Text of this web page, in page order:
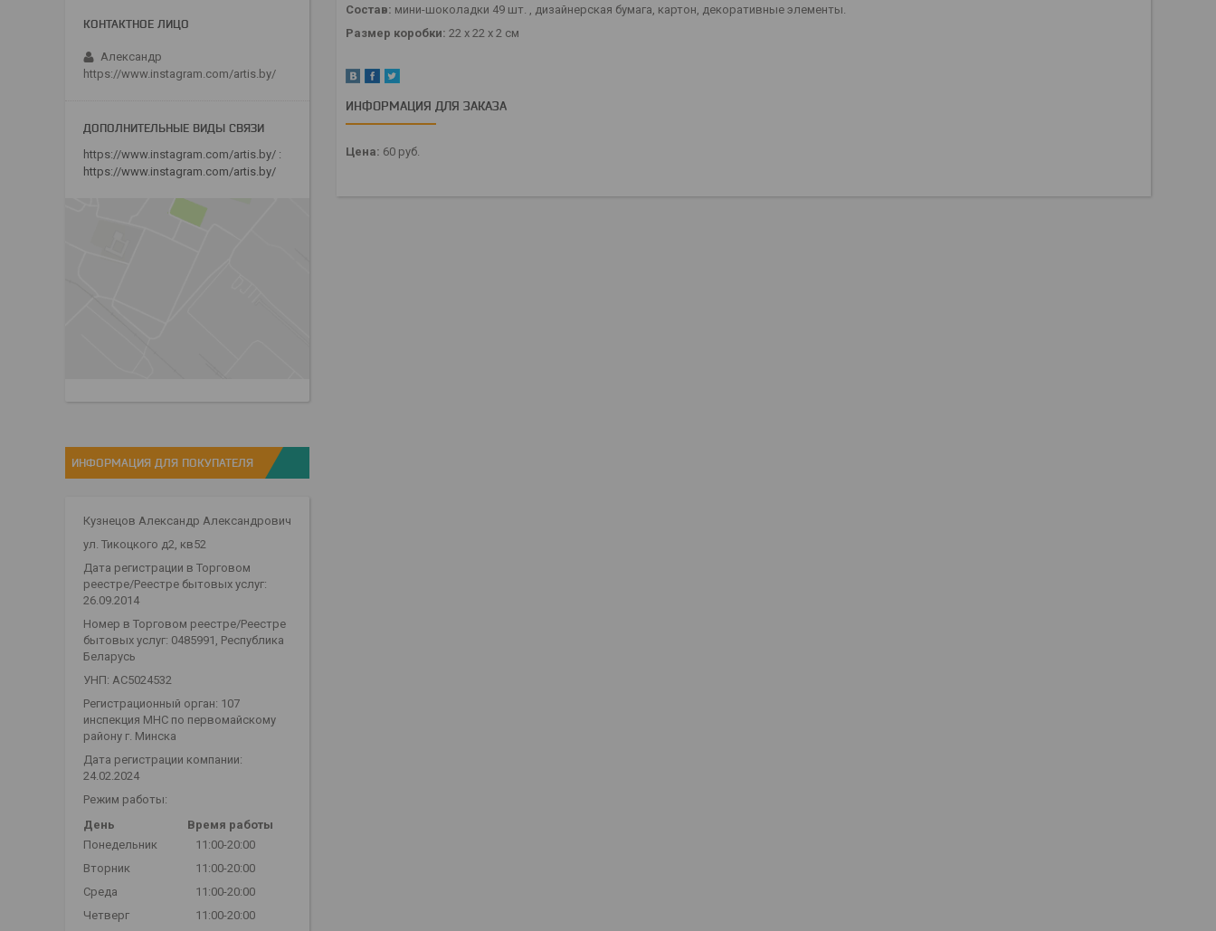
Состав: мини-шоколадки 49 шт. , дизайнерская бумага, картон, декоративные элементы.
Размер коробки: 22 х 22 х 2 см
ИНФОРМАЦИЯ ДЛЯ ЗАКАЗА
Цена: 60 руб.
Александр
https://www.instagram.com/artis.by/
https://www.instagram.com/artis.by/
https://www.instagram.com/artis.by/
ИНФОРМАЦИЯ ДЛЯ ПОКУПАТЕЛЯ
Кузнецов Александр Александрович
ул. Тикоцкого д2, кв52
Дата регистрации в Торговом
реестре/Реестре бытовых услуг:
26.09.2014
Номер в Торговом реестре/Реестре
бытовых услуг: 0485991, Республика
Беларусь
УНП: АС5024532
Регистрационный орган: 107
инспекция МНС по первомайскому
району г. Минска
Дата регистрации компании:
24.02.2024
Режим работы:
День
Время работы
Понедельник
11:00-20:00
Вторник
11:00-20:00
Среда
11:00-20:00
Четверг
11:00-20:00